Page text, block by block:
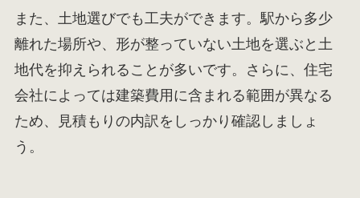
また、土地選びでも工夫ができます。駅から多少
離れた場所や、形が整っていない土地を選ぶと土
地代を抑えられることが多いです。さらに、住宅
会社によっては建築費用に含まれる範囲が異なる
ため、見積もりの内訳をしっかり確認しましょ
う。